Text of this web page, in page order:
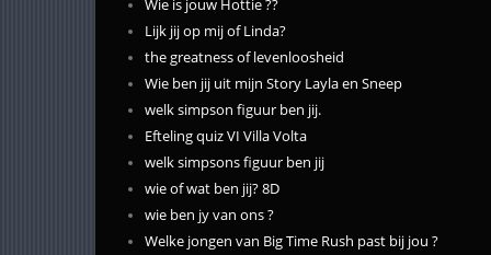
Wie is jouw Hottie ??
Lijk jij op mij of Linda?
the greatness of levenloosheid
Wie ben jij uit mijn Story Layla en Sneep
welk simpson figuur ben jij.
Efteling quiz VI Villa Volta
welk simpsons figuur ben jij
wie of wat ben jij? 8D
wie ben jy van ons ?
Welke jongen van Big Time Rush past bij jou ?